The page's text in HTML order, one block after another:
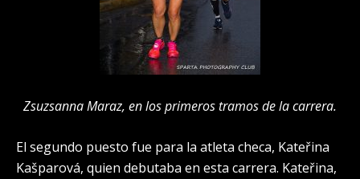
Zsuzsanna Maraz, en los primeros tramos de la carrera.
El segundo puesto fue para la atleta checa, Kateřina
Kašparová, quien debutaba en esta carrera. Kateřina,